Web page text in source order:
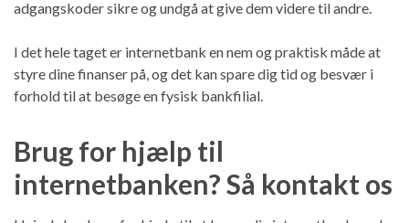
adgangskoder sikre og undgå at give dem videre til andre.
I det hele taget er internetbank en nem og praktisk måde at
styre dine finanser på, og det kan spare dig tid og besvær i
forhold til at besøge en fysisk bankfilial.
Brug for hjælp til
internetbanken? Så kontakt os